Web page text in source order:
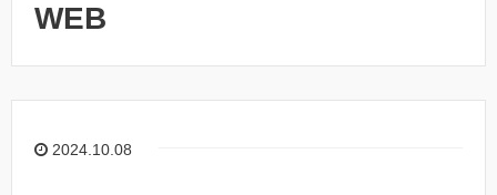
WEB
2024.10.08